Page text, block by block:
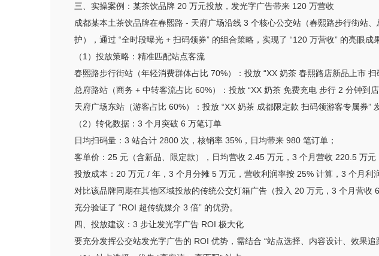
三、实操案例：某茶饮品牌 20 万元投放，发光字广告带来 120 万营收
成都某本土茶饮品牌在春熙路 - 天府广场沿线 3 个核心公交站（春熙路步行街站
护），通过 “全时段曝光 + 扫码领券” 的组合策略，实现了 “120 万营收” 的亮眼
（1）投放策略：精准匹配站点客流
春熙路步行街站（年轻消费群体占比 70%）：投放 “XX 奶茶 春熙路店新品上市
总府路站（商务 + 中转客流占比 60%）：投放 “XX 奶茶 免费充电 步行 2 分钟到店
天府广场东站（游客占比 60%）：投放 “XX 奶茶 成都限定款 扫码领游客专属券”
（2）转化数据：3 个月突破 6 万笔订单
日均扫码量：3 站合计 2800 次，核销率 35%，日均带来 980 笔订单；
客单价：25 元（含新品、限定款），日均营收 2.45 万元，3 个月营收 220.5 万元
投放成本：20 万元 / 年，3 个月分摊 5 万元，营收利润率按 25% 计算，3 个月利
对比该品牌同期在其他区域投放的传统公交灯箱广告（投入 20 万元，3 个月营
充分验证了 “ROI 超传统媒介 3 倍” 的优势。
四、投放建议：3 步让发光字广告 ROI 极大化
要充分发挥公交站发光字广告的 ROI 优势，需结合 “站点选择、内容设计、效果追